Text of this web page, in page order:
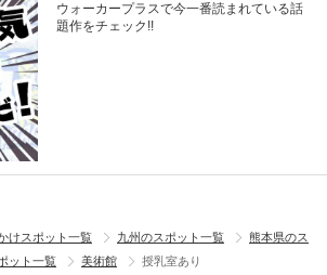
ウォーカープラスで今一番読まれている話
題作をチェック!!
けスポット一覧 九州のスポット一覧
熊本県のス
ット一覧 美術館 授乳室あり